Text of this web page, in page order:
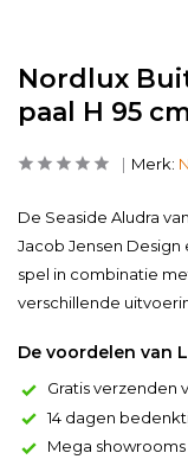
Nordlux
paal H 95
Merk:
De Seaside Aludra
Jacob Jensen
spel in combinatie
verschillende
De voordelen van
Gratis verzenden
14 dagen
Mega